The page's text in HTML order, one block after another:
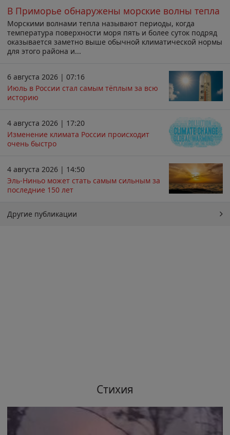
В Приморье обнаружены морские волны тепла
Морскими волнами тепла называют периоды, когда
температура поверхности моря пять и более суток подряд
оказывается заметно выше обычной климатической нормы
для этого района и...
6 августа 2026 | 07:16
Июль в России стал самым тёплым за всю
историю
4 августа 2026 | 17:20
Изменение климата России происходит
очень быстро
4 августа 2026 | 14:50
Эль-Ниньо может стать самым сильным за
последние 150 лет
Другие публикации
Стихия